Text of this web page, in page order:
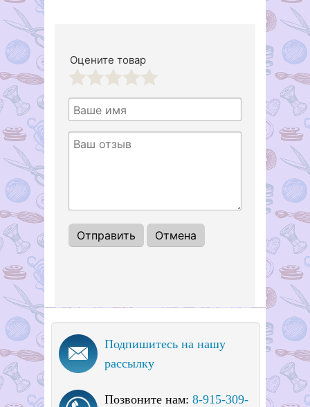
Оцените товар
Подпишитесь на нашу
рассылку
Позвоните нам: 8-915-309-